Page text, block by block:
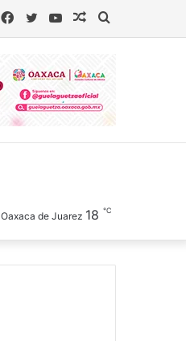
Buscar
Artículo
YouTube
Twitter
Facebook
Oaxaca de Juarez 18 ℃